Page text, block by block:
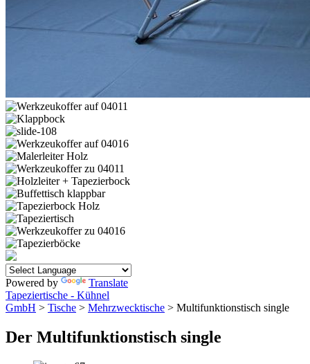
Powered by
Translate
Tapeziertische - Kühnel
GmbH > Tische > Mehrzwecktische > Multifunktionstisch single
Der Multifunktionstisch single